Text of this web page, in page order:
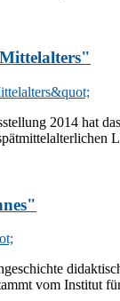
2014 hat
vom Institut